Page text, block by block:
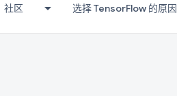
社区 选择 TensorFlow 的原因